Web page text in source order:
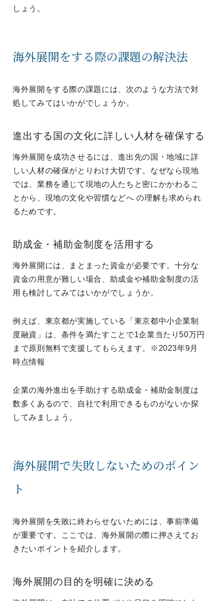
しょう。
海外展開をする際の課題の解決法
海外展開をする際の課題には、次のような方法で対
処してみてはいかがでしょうか。
進出する国の文化に詳しい人材を確保する
海外展開を成功させるには、進出先の国・地域に詳
しい人材の確保がとりわけ大切です。なぜなら現地
では、業務を通じて現地の人たちと密にかかわるこ
とから、現地の文化や習慣などへ の理解も求められ
るためです。
助成金・補助金制度を活用する
海外展開には、まとまった資金が必要です。十分な
資金の用意が難しい場合、助成金や補助金制度の活
用も検討してみてはいかがでしょうか。
例えば、東京都が実施している「東京都中小企業制
度融資」は、条件を満たすことで1企業当たり50万円
まで原則無料で支援してもらえます。※2023年9月
時点情報
企業の海外進出を手助けする助成金・補助金制度は
数多くあるので、自社で利用できるものがないか探
してみましょう。
海外展開で失敗しないためのポイン
ト
海外展開を失敗に終わらせないためには、事前準備
が重要です。ここでは、海外展開の際に押さえてお
きたいポイントを紹介します。
海外展開の目的を明確に決める